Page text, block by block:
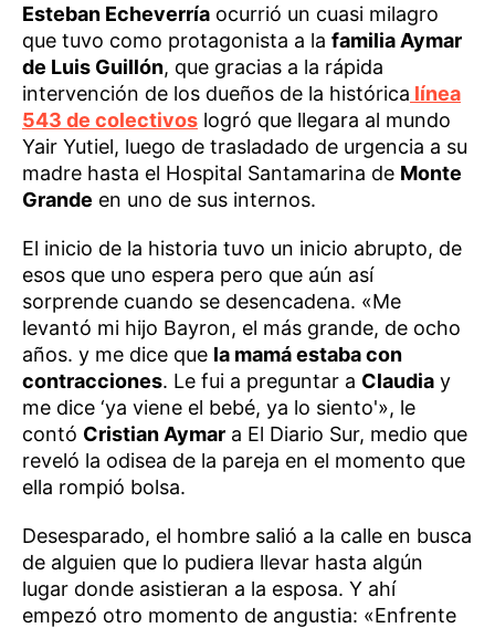
Esteban Echeverría ocurrió un cuasi milagro
que tuvo como protagonista a la familia Aymar
de Luis Guillón, que gracias a la rápida
intervención de los dueños de la histórica línea
543 de colectivos logró que llegara al mundo
Yair Yutiel, luego de trasladado de urgencia a su
madre hasta el Hospital Santamarina de Monte
Grande en uno de sus internos.
El inicio de la historia tuvo un inicio abrupto, de
esos que uno espera pero que aún así
sorprende cuando se desencadena. «Me
levantó mi hijo Bayron, el más grande, de ocho
años. y me dice que la mamá estaba con
contracciones. Le fui a preguntar a Claudia y
me dice ‘ya viene el bebé, ya lo siento'», le
contó Cristian Aymar a El Diario Sur, medio que
reveló la odisea de la pareja en el momento que
ella rompió bolsa.
Desesparado, el hombre salió a la calle en busca
de alguien que lo pudiera llevar hasta algún
lugar donde asistieran a la esposa. Y ahí
empezó otro momento de angustia: «Enfrente